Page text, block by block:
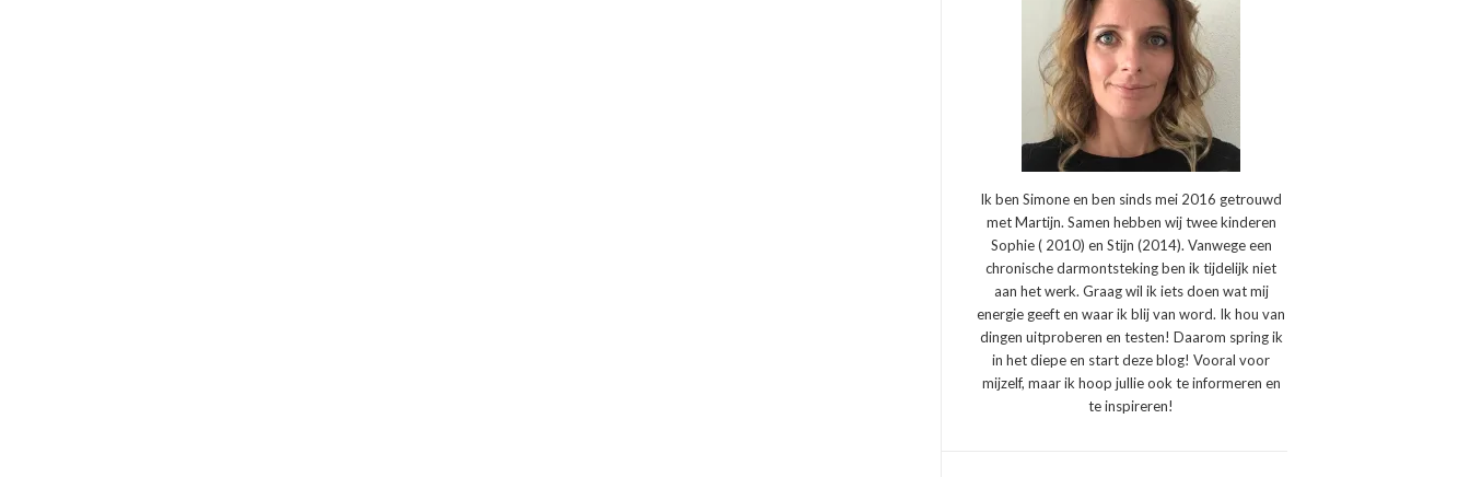
Ik ben Simone en ben sinds mei 2016 getrouwd
met Martijn. Samen hebben wij twee kinderen
Sophie ( 2010) en Stijn (2014). Vanwege een
chronische darmontsteking ben ik tijdelijk niet
aan het werk. Graag wil ik iets doen wat mij
energie geeft en waar ik blij van word. Ik hou van
dingen uitproberen en testen! Daarom spring ik
in het diepe en start deze blog! Vooral voor
mijzelf, maar ik hoop jullie ook te informeren en
te inspireren!